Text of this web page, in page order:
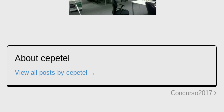
About cepetel
View all posts by cepetel →
Concurso2017